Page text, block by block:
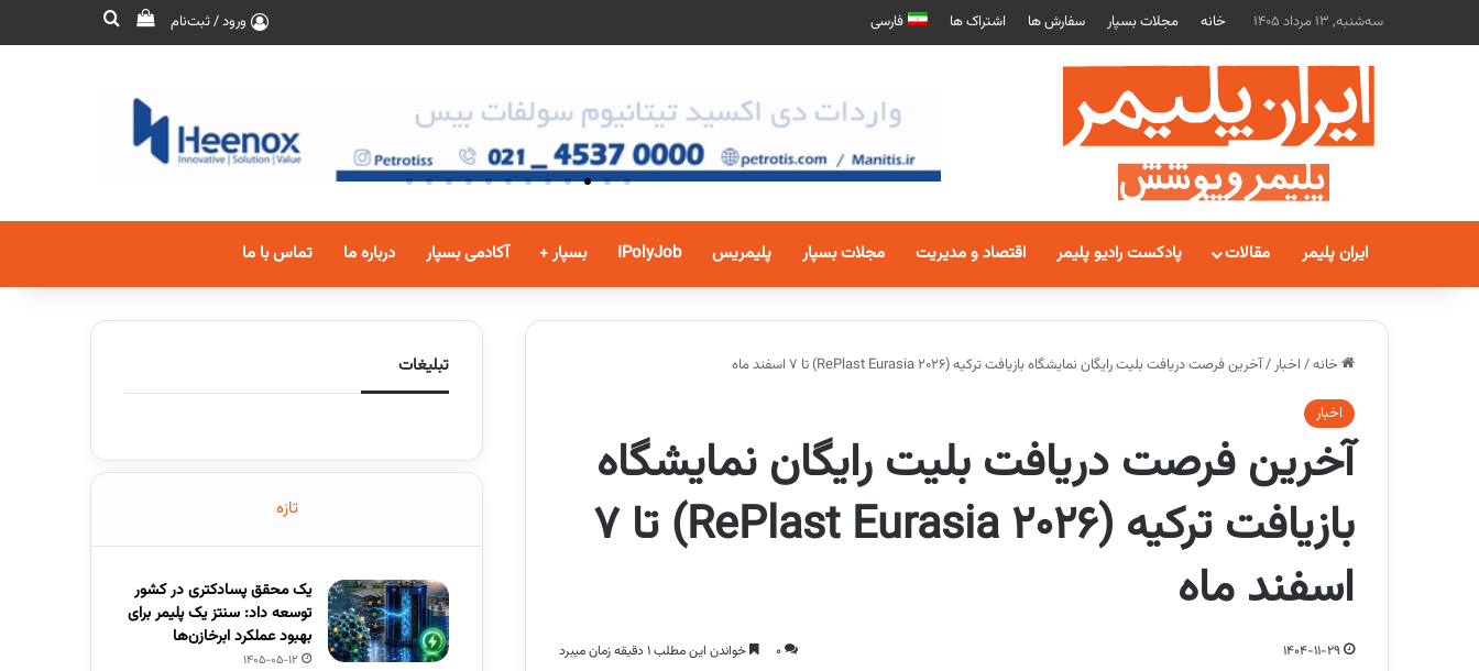
سه‌شنبه, 13 مرداد 1405 خانه مجلات بسپار سفارش ها اشتراک ها فارسی ورود / ثبت‌نام
ایران پلیمر مقالات پادکست رادیو پلیمر اقتصاد و مدیریت مجلات بسپار پلیمریس IPolyJob بسپار + آکادمی بسپار درباره ما تماس با ما
خانه/ اخبار/آخرین فرصت دریافت بلیت رایگان نمایشگاه بازیافت ترکیه (RePlast Eurasia 2026) تا ۷ اسفند ماه
اخبار
آخرین فرصت دریافت بلیت رایگان نمایشگاه
بازیافت ترکیه (RePlast Eurasia 2026) تا ۷
اسفند ماه
1404-11-29
0 خواندن این مطلب 1 دقیقه زمان میبرد
تبلیغات
تازه
یک محقق پسادکتری در کشور
توسعه داد: سنتز یک پلیمر برای
بهبود عملکرد ابرخازن‌ها
1405-05-12